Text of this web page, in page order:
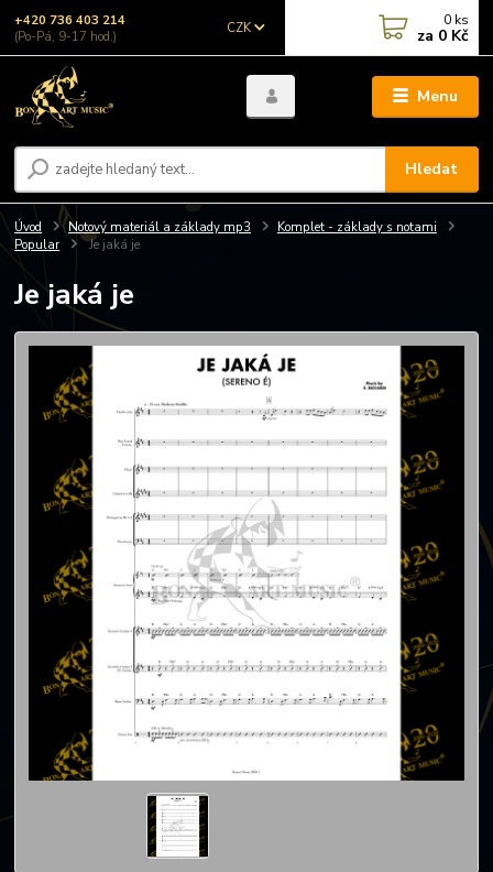
Menu
CZK
Hledat
+420 736 403 214
(Po-Pá, 9-17 hod.)
0 ks
za 0 Kč
Úvod Notový materiál a základy mp3
Komplet - základy s notami
Popular
Je jaká je
Je jaká je